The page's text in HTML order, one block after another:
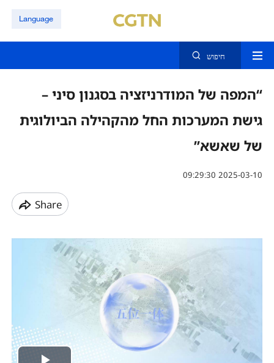
Language
חיפוש
“המפה של המודרניזציה בסגנון סיני –
גישת המערכות החל מהקהילה הביולוגית
של שאשא”
09:29:30 2025-03-10
Share